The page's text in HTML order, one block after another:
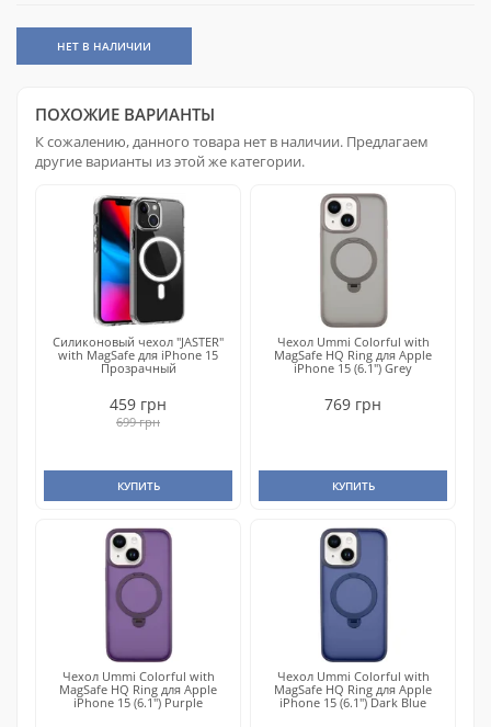
НЕТ В НАЛИЧИИ
ПОХОЖИЕ ВАРИАНТЫ
К сожалению, данного товара нет в наличии. Предлагаем
другие варианты из этой же категории.
Силиконовый чехол "JASTER"
with MagSafe для iPhone 15
Прозрачный
459 грн
699 грн
КУПИТЬ
Чехол Ummi Colorful with
MagSafe HQ Ring для Apple
iPhone 15 (6.1") Grey
769 грн
КУПИТЬ
Чехол Ummi Colorful with
MagSafe HQ Ring для Apple
iPhone 15 (6.1") Purple
Чехол Ummi Colorful with
MagSafe HQ Ring для Apple
iPhone 15 (6.1") Dark Blue